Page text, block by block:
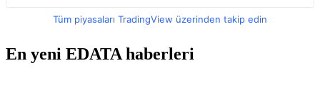
Tüm piyasaları TradingView üzerinden takip edin
En yeni EDATA haberleri